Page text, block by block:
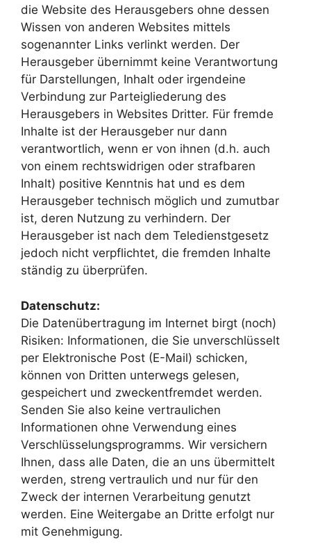
die Website des Herausgebers ohne dessen
Wissen von anderen Websites mittels
sogenannter Links verlinkt werden. Der
Herausgeber übernimmt keine Verantwortung
für Darstellungen, Inhalt oder irgendeine
Verbindung zur Parteigliederung des
Herausgebers in Websites Dritter. Für fremde
Inhalte ist der Herausgeber nur dann
verantwortlich, wenn er von ihnen (d.h. auch
von einem rechtswidrigen oder strafbaren
Inhalt) positive Kenntnis hat und es dem
Herausgeber technisch möglich und zumutbar
ist, deren Nutzung zu verhindern. Der
Herausgeber ist nach dem Teledienstgesetz
jedoch nicht verpflichtet, die fremden Inhalte
ständig zu überprüfen.
Datenschutz:
Die Datenübertragung im Internet birgt (noch)
Risiken: Informationen, die Sie unverschlüsselt
per Elektronische Post (E-Mail) schicken,
können von Dritten unterwegs gelesen,
gespeichert und zweckentfremdet werden.
Senden Sie also keine vertraulichen
Informationen ohne Verwendung eines
Verschlüsselungsprogramms. Wir versichern
Ihnen, dass alle Daten, die an uns übermittelt
werden, streng vertraulich und nur für den
Zweck der internen Verarbeitung genutzt
werden. Eine Weitergabe an Dritte erfolgt nur
mit Genehmigung.